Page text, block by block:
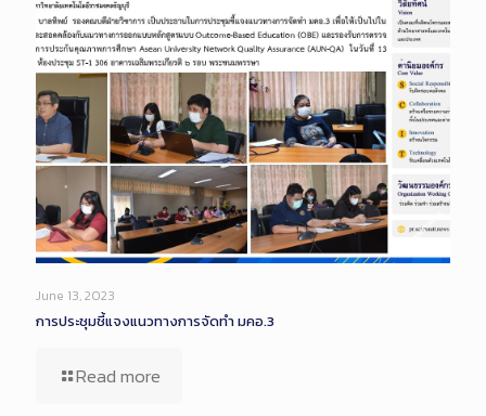
June 13, 2023
การประชุมชี้แจงแนวทางการจัดทำ มคอ.3
Read more